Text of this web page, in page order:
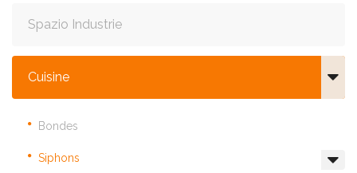
Spazio Industrie
Cuisine
Bondes
Siphons